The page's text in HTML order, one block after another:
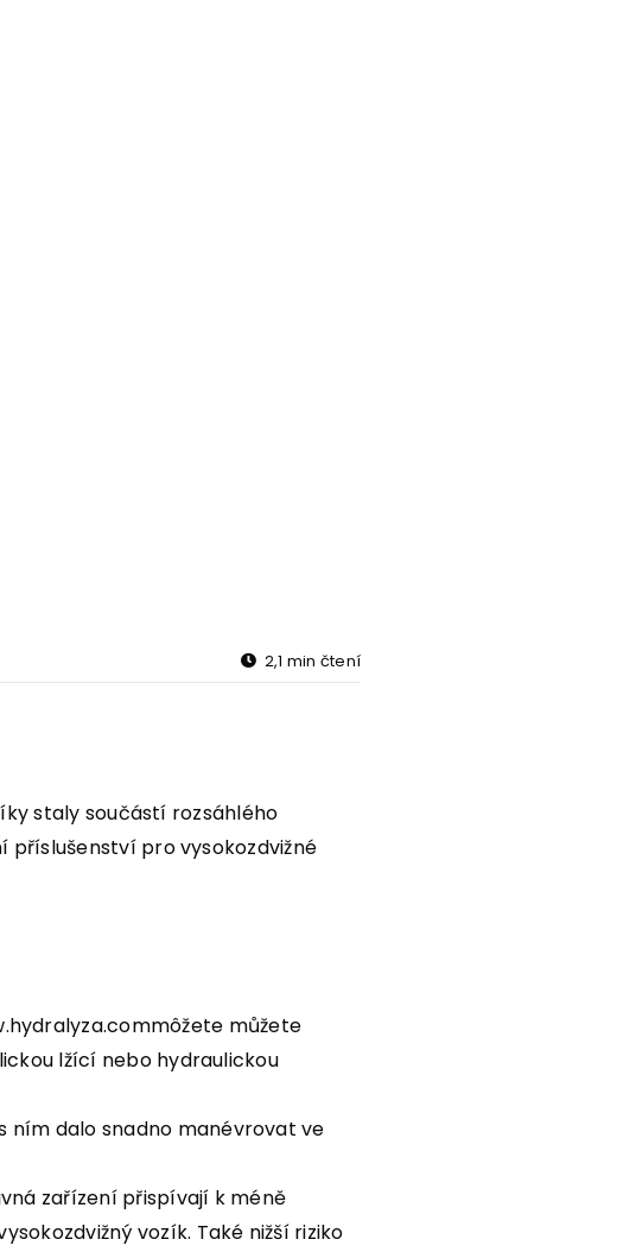
2,1 min čtení
staly součástí rozsáhlého
příslušenství pro vysokozdvižné
můžete
lžící nebo hydraulickou
ním dalo snadno manévrovat ve
zařízení přispívají k méně
vozík. Také nižší riziko